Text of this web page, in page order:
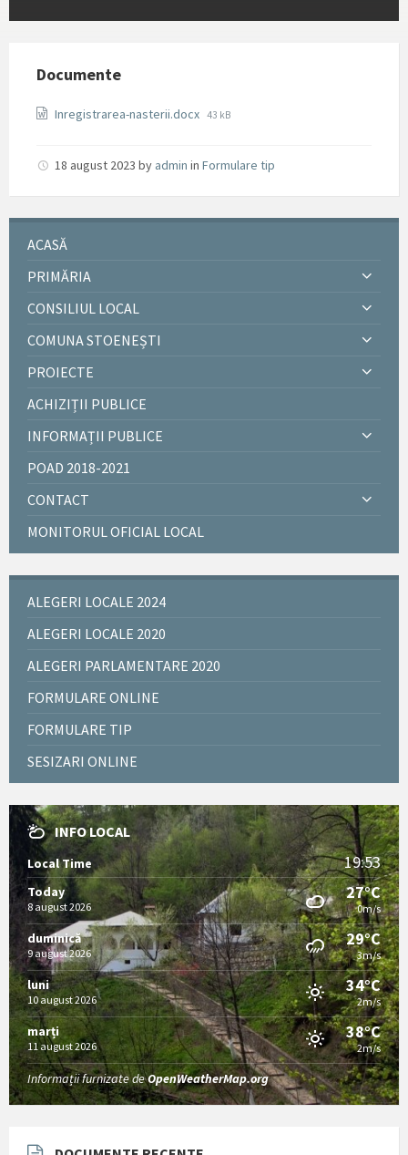
Documente
Inregistrarea-nasterii.docx File
43 kB
18 august 2023 by admin in Formulare tip
ACASĂ
PRIMĂRIA
CONSILIUL LOCAL
COMUNA STOENEȘTI
PROIECTE
ACHIZIȚII PUBLICE
INFORMAȚII PUBLICE
POAD 2018-2021
CONTACT
MONITORUL OFICIAL LOCAL
ALEGERI LOCALE 2024
ALEGERI LOCALE 2020
ALEGERI PARLAMENTARE 2020
FORMULARE ONLINE
FORMULARE TIP
SESIZARI ONLINE
INFO LOCAL
Local Time 19:53
Today
8 august 2026
27°C
0m/s
duminică
9 august 2026
29°C
3m/s
luni
10 august 2026
34°C
2m/s
marți
11 august 2026
38°C
2m/s
Informații furnizate deOpenWeatherMap.org